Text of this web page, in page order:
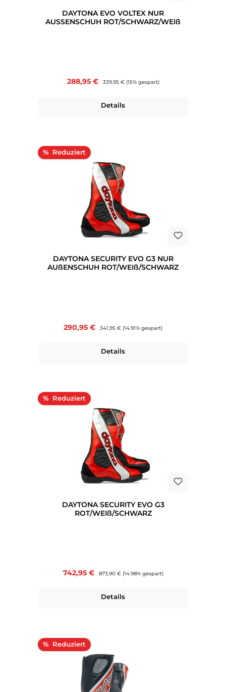
DAYTONA EVO VOLTEX NUR
AUSSENSCHUH ROT/SCHWARZ/WEIß
Verkaufspreis:
288,95 € Regulärer Preis:
339,95 € (15% gespart)
Details
% Rabatt
DAYTONA SECURITY EVO G3 NUR
AUßENSCHUH ROT/WEIß/SCHWARZ
Verkaufspreis:
290,95 € Regulärer Preis:
341,95 € (14.91% gespart)
Details
% Rabatt
DAYTONA SECURITY EVO G3
ROT/WEIß/SCHWARZ
Verkaufspreis:
742,95 € Regulärer Preis:
873,90 € (14.98% gespart)
Details
% Rabatt